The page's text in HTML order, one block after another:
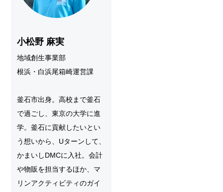
小松野 麻実
地域創生事業部
根浜・白浜尾箱崎運営課
釜石市出身。高校まで釜石
で過ごし、東京の大学に進
学。釜石に貢献したいとい
う想いから、Uターンして、
かまいしDMCに入社。会計
や物販を担当するほか、マ
リンアクティビティのガイ